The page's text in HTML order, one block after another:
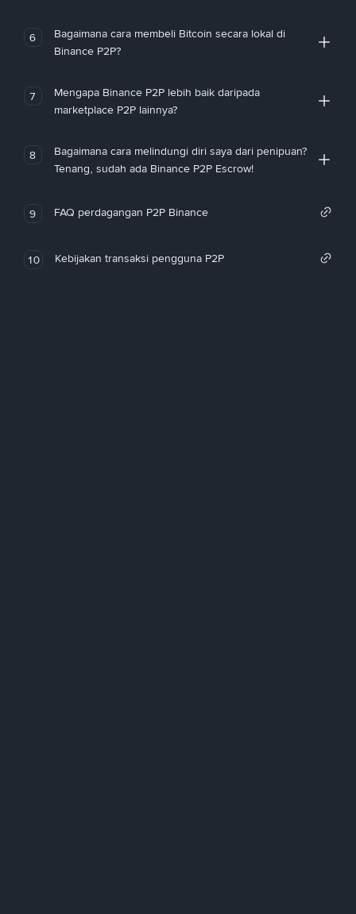
6
Bagaimana cara membeli Bitcoin secara lokal di
Binance P2P?
7
Mengapa Binance P2P lebih baik daripada
marketplace P2P lainnya?
8
Bagaimana cara melindungi diri saya dari penipuan?
Tenang, sudah ada Binance P2P Escrow!
9 FAQ perdagangan P2P Binance
10 Kebijakan transaksi pengguna P2P